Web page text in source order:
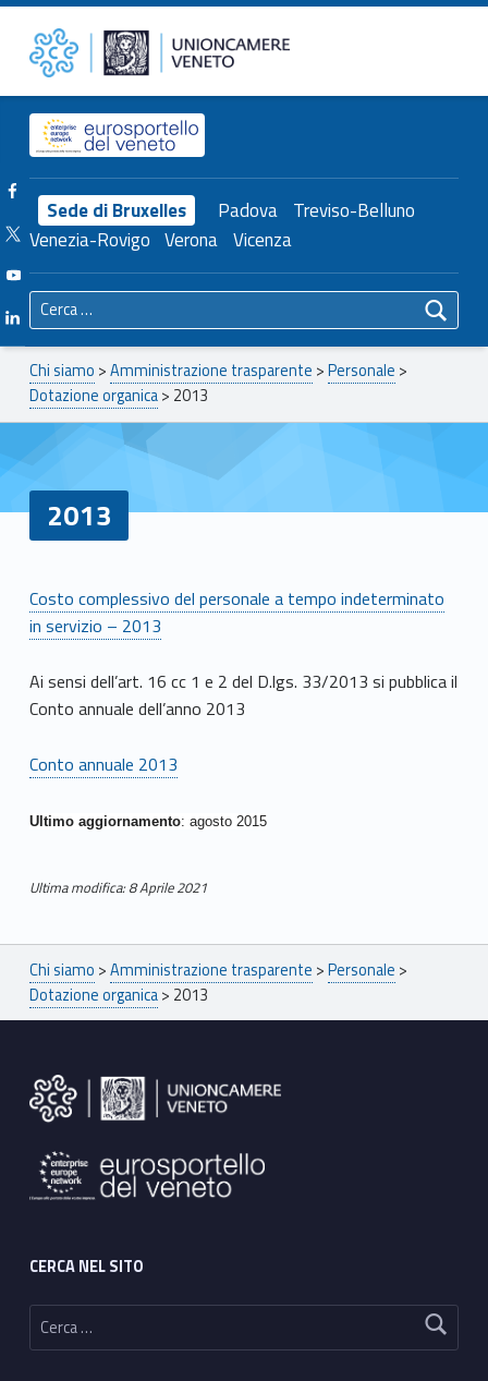
2013 – Unioncamere del Veneto Unioncamere del Veneto
Header info sidebar
Sede di Bruxelles Padova Treviso-Belluno
Venezia-Rovigo Verona Vicenza
Facebook Unioncamere Veneto
Twitter Unioncamere Veneto
Youtube Unioncamere Veneto
Linkedin Unioncamere Veneto
Ricerca per:
Breadcrumbs navigation
Chi siamo >Amministrazione trasparente >Personale >
Dotazione organica> 2013
2013
2
0
1
Costo complessivo del personale a tempo indeterminato
in servizio – 2013
Ai sensi dell’art. 16 cc 1 e 2 del D.lgs. 33/2013 si pubblica il
Conto annuale dell’anno 2013
Conto annuale 2013
Ultimo aggiornamento: agosto 2015
Ultima modifica: 8 Aprile 2021
Skip back to main navigation
Breadcrumbs navigation
Chi siamo >Amministrazione trasparente >Personale >
Dotazione organica> 2013
CERCA NEL SITO
Ricerca per: